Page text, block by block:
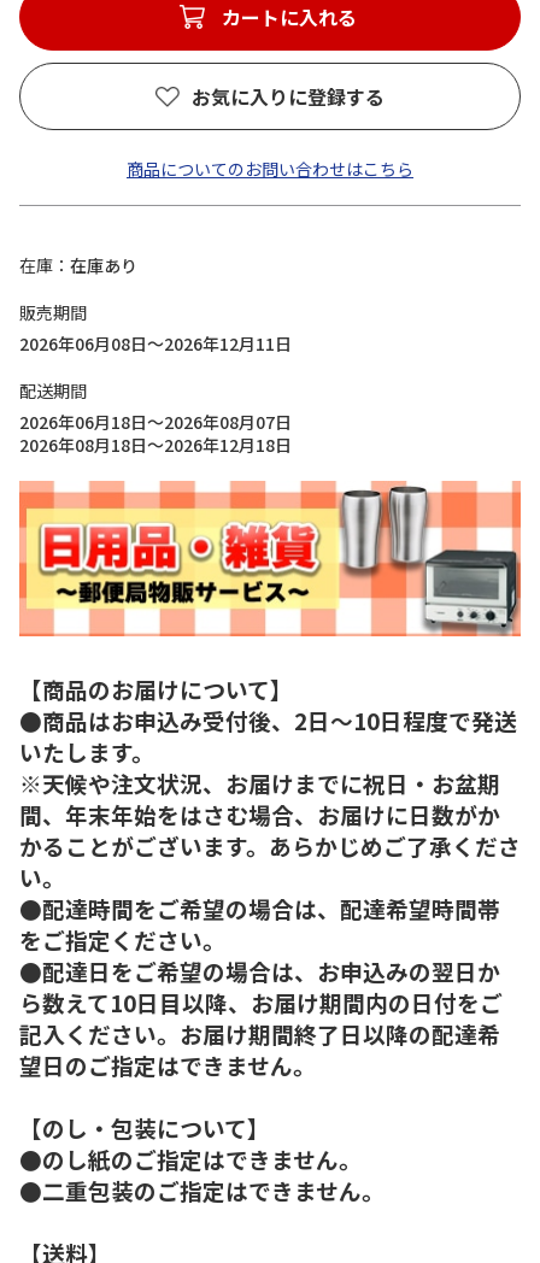
カートに入れる
お気に入りに登録する
商品についてのお問い合わせはこちら
在庫
在庫あり
販売期間
2026年06月08日～2026年12月11日
配送期間
2026年06月18日～2026年08月07日
2026年08月18日～2026年12月18日
【商品のお届けについて】
●商品はお申込み受付後、2日～10日程度で発送
いたします。
※天候や注文状況、お届けまでに祝日・お盆期
間、年末年始をはさむ場合、お届けに日数がか
かることがございます。あらかじめご了承くださ
い。
●配達時間をご希望の場合は、配達希望時間帯
をご指定ください。
●配達日をご希望の場合は、お申込みの翌日か
ら数えて10日目以降、お届け期間内の日付をご
記入ください。お届け期間終了日以降の配達希
望日のご指定はできません。
【のし・包装について】
●のし紙のご指定はできません。
●二重包装のご指定はできません。
【送料】